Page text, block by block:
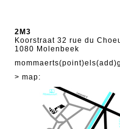
2M3
Koorstraat 32 rue du
1080 Molenbeek
> map: